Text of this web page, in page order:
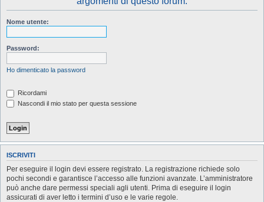
Nome utente:
Password:
Ho dimenticato la password
Ricordami
Nascondi il mio stato per questa sessione
ISCRIVITI
Per eseguire il login devi essere registrato. La registrazione richiede solo
pochi secondi e garantisce l’accesso alle funzioni avanzate. L’amministratore
può anche dare permessi speciali agli utenti. Prima di eseguire il login
assicurati di aver letto i termini d’uso e le varie regole.